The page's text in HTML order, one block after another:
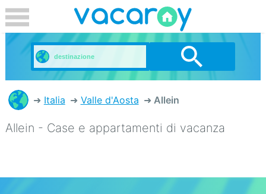
Italia Valle d'Aosta Allein
Allein - Case e appartamenti di vacanza